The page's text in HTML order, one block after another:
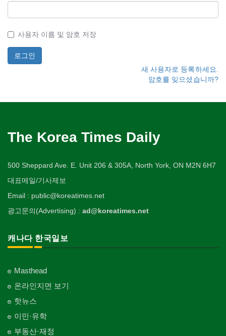
사용자 이름 및 암호 저장
새 사용자로 등록하세요.
암호를 잊으셨습니까?
The Korea Times Daily
500 Sheppard Ave. E. Unit 206 & 305A, North York, ON M2N 6H7
대표메일/기사제보
Email : public@koreatimes.net
광고문의(Advertising) : ad@koreatimes.net
캐나다 한국일보
Masthead
온라인지면 보기
핫뉴스
이민·유학
부동산·재정